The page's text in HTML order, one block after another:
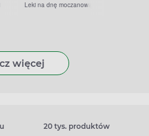
Leki na dnę moczanową
więcej
20 tys. produktów